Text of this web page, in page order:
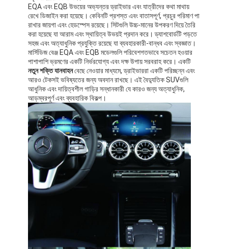
EQA এবং EQB উভয়ের অভ্যন্তর ড্রাইভার এবং যাত্রীদের কথা মাথায়
রেখে ডিজাইন করা হয়েছে। কেবিনটি প্রশস্ত এবং বাতাসপূর্ণ, প্রচুর পরিমাণ পা
রাখার জায়গা এবং হেডস্পেস রয়েছে। সিটগুলি উচ্চ-মানের উপকরণ দিয়ে তৈরি
করা হয়েছে যা আরাম এবং স্থায়িত্ব উভয়ই প্রদান করে। ড্যাশবোর্ডটি পড়তে
সহজ এবং অত্যাধুনিক প্রযুক্তি রয়েছে যা ব্যবহারকারী-বান্ধব এবং স্বজ্ঞাত।
মার্সিডিজ বেঞ্জ EQA এবং EQB মডেলগুলি পরিবেশগতভাবে সচেতন হওয়ার
পাশাপাশি ভ্রমণের একটি নির্ভরযোগ্য এবং দক্ষ উপায় সরবরাহ করে। একটি
নতুন শক্তি যানবাহনবেছে নেওয়ার মাধ্যমে, ড্রাইভাররা একটি পরিচ্ছন্ন এবং
আরও টেকসই ভবিষ্যতের জন্য অবদান রাখছে। এই বৈদ্যুতিক SUVগুলি
আধুনিক এবং দায়িত্বশীল গাড়ির সন্ধানকারী যে কারও জন্য অত্যাধুনিক,
আড়ম্বরপূর্ণ এবং ব্যবহারিক বিকল্প।